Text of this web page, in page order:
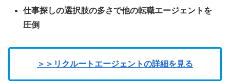
仕事探しの選択肢の多さで他の転職エージェントを
圧倒
＞＞リクルートエージェントの詳細を見る